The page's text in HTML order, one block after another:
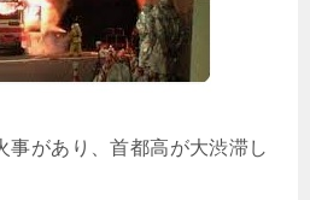
事があり、首都高が大渋滞し